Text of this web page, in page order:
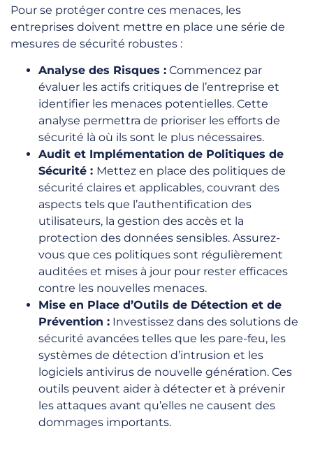
Pour se protéger contre ces menaces, les
entreprises doivent mettre en place une série de
mesures de sécurité robustes :
Analyse des Risques : Commencez par
évaluer les actifs critiques de l’entreprise et
identifier les menaces potentielles. Cette
analyse permettra de prioriser les efforts de
sécurité là où ils sont le plus nécessaires.
Audit et Implémentation de Politiques de
Sécurité : Mettez en place des politiques de
sécurité claires et applicables, couvrant des
aspects tels que l’authentification des
utilisateurs, la gestion des accès et la
protection des données sensibles. Assurez-
vous que ces politiques sont régulièrement
auditées et mises à jour pour rester efficaces
contre les nouvelles menaces.
Mise en Place d’Outils de Détection et de
Prévention : Investissez dans des solutions de
sécurité avancées telles que les pare-feu, les
systèmes de détection d’intrusion et les
logiciels antivirus de nouvelle génération. Ces
outils peuvent aider à détecter et à prévenir
les attaques avant qu’elles ne causent des
dommages importants.